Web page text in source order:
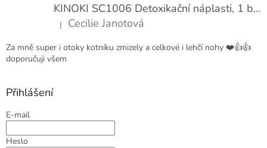
KINOKI SC1006 Detoxikační náplasti, 1 balení - 10 ks
Hodnocení produktu je 4 z 5 hvězdiček.
| Cecilie Janotová
Za mně super i otoky kotníku zmizely a celkové i lehčí nohy ❤️👍👍
doporučuji všem
Přihlášení
E-mail
Heslo